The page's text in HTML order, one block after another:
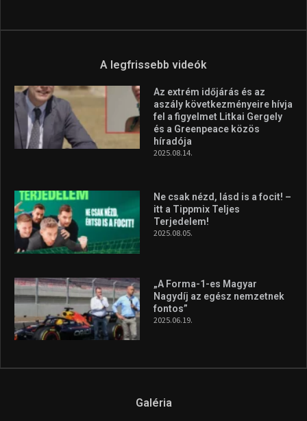
A legfrissebb videók
Az extrém időjárás és az
aszály következményeire hívja
fel a figyelmet Litkai Gergely
és a Greenpeace közös
híradója
2025.08.14.
Ne csak nézd, lásd is a focit! –
itt a Tippmix Teljes
Terjedelem!
2025.08.05.
„A Forma-1-es Magyar
Nagydíj az egész nemzetnek
fontos”
2025.06.19.
Galéria